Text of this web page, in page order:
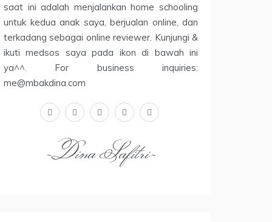
saat ini adalah menjalankan home schooling
untuk kedua anak saya, berjualan online, dan
terkadang sebagai online reviewer. Kunjungi &
ikuti medsos saya pada ikon di bawah ini
ya^^. For business inquiries:
me@mbakdina.com
facebooktwitterlinkedininstagram
youtube
~Dina Safitri~